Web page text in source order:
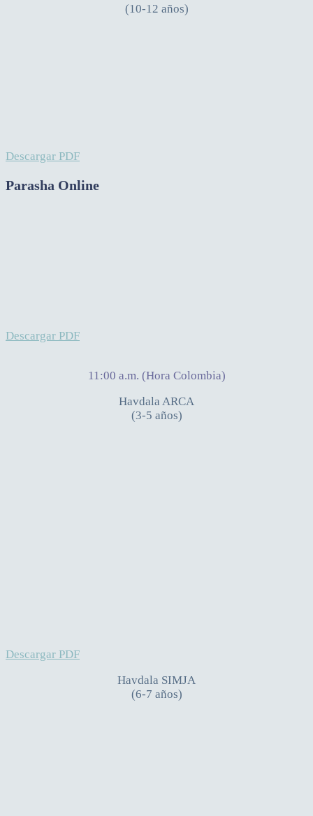
(10-12 años)
Descargar PDF
Parasha Online
Descargar PDF
11:00 a.m. (Hora Colombia)
Havdala ARCA
(3-5 años)
Descargar PDF
Havdala SIMJA
(6-7 años)